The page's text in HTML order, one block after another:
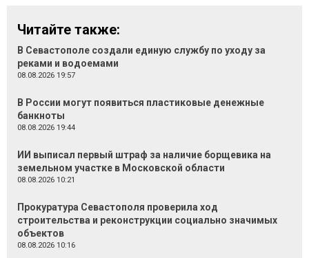
Читайте также:
В Севастополе создали единую службу по уходу за
реками и водоемами
08.08.2026 19:57
В России могут появиться пластиковые денежные
банкноты
08.08.2026 19:44
ИИ выписал первый штраф за наличие борщевика на
земельном участке в Московской области
08.08.2026 10:21
Прокуратура Севастополя проверила ход
строительства и реконструкции социально значимых
объектов
08.08.2026 10:16